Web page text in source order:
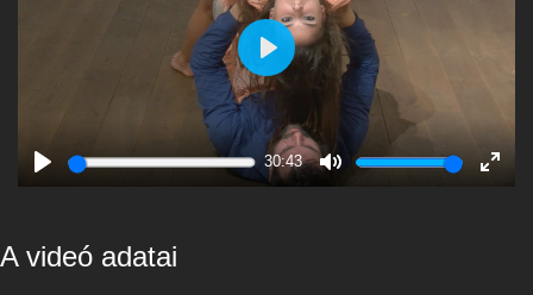
Play
30:43
Mute
Play
A videó adatai